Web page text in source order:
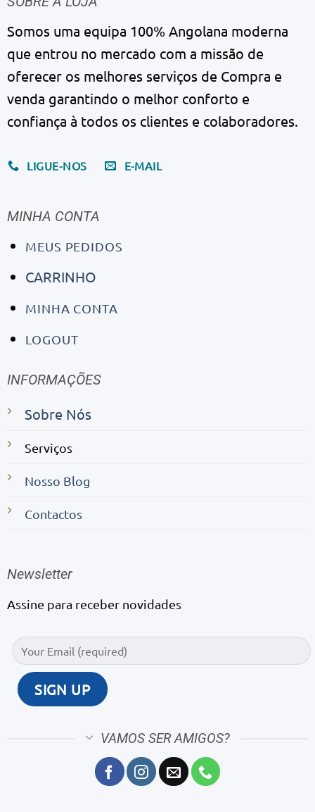
Somos uma equipa 100% Angolana moderna
que entrou no mercado com a missão de
oferecer os melhores serviços de Compra e
venda garantindo o melhor conforto e
confiança à todos os clientes e colaboradores.
LIGUE-NOS E-MAIL
MINHA CONTA
MEUS PEDIDOS
CARRINHO
MINHA CONTA
LOGOUT
INFORMAÇÕES
Sobre Nós
Serviços
Nosso Blog
Contactos
Newsletter
Assine para receber novidades
VAMOS SER AMIGOS?